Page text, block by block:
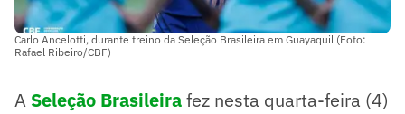
Carlo Ancelotti, durante treino da Seleção Brasileira em Guayaquil (Foto:
Rafael Ribeiro/CBF)
A Seleção Brasileirafez nesta quarta-feira (4)